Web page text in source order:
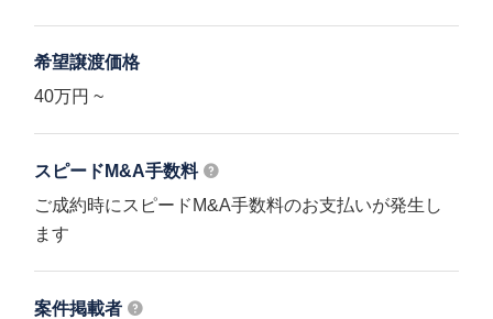
希望譲渡価格
40万円 ~
スピードM&A手数料
ご成約時にスピードM&A手数料のお支払いが発生し
ます
案件掲載者